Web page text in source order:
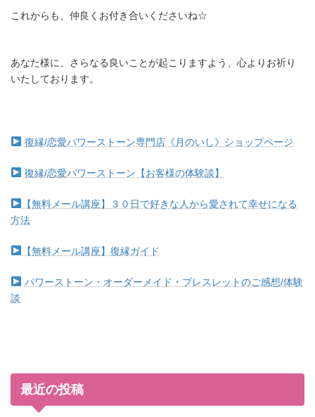
これからも、仲良くお付き合いくださいね☆
あなた様に、さらなる良いことが起こりますよう、心よりお祈り
いたしております。
復縁/恋愛パワーストーン専門店《月のいし》ショップページ
復縁/恋愛パワーストーン【お客様の体験談】
【無料メール講座】３０日で好きな人から愛されて幸せになる
方法
【無料メール講座】復縁ガイド
パワーストーン・オーダーメイド・ブレスレットのご感想/体験
談
最近の投稿